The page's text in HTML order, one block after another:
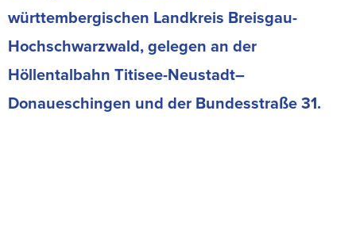
württembergischen Landkreis Breisgau-
Hochschwarzwald, gelegen an der
Höllentalbahn Titisee-Neustadt–
Donaueschingen und der Bundesstraße 31.